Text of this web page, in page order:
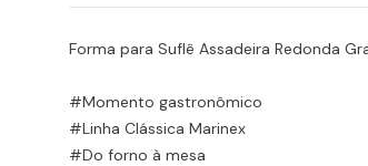
Forma para Suflê Assadeira Redonda
#Momento gastronômico
#Linha Clássica Marinex
#Do forno à mesa